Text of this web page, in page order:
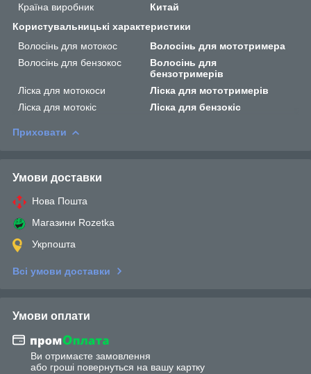
Країна виробник
Китай
Користувальницькі характеристики
Волосінь для мотокос
Волосінь для мототримера
Волосінь для бензокос
Волосінь для
бензотримерів
Ліска для мотокоси
Ліска для мототримерів
Ліска для мотокіс
Ліска для бензокіс
Приховати
Умови доставки
Нова Пошта
Магазини Rozetka
Укрпошта
Всі умови доставки
Умови оплати
Ви отримаєте замовлення
або гроші повернуться на вашу картку